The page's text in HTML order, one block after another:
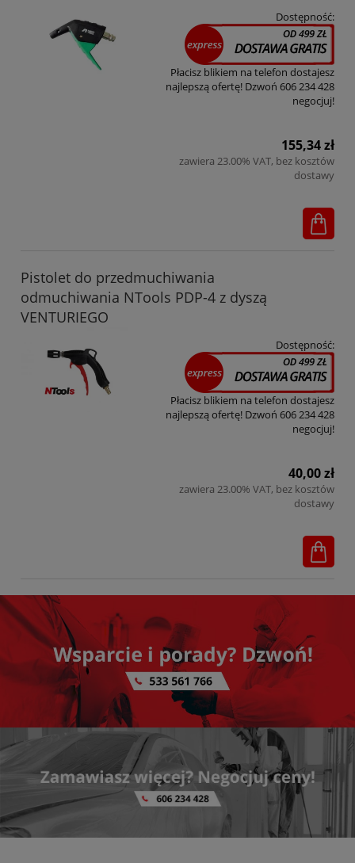
Dostępność:
Płacisz blikiem na telefon dostajesz
najlepszą ofertę! Dzwoń 606 234 428
negocjuj!
155,34 zł
zawiera 23.00% VAT, bez kosztów
dostawy
Pistolet do przedmuchiwania
odmuchiwania NTools PDP-4 z dyszą
VENTURIEGO
Dostępność:
Płacisz blikiem na telefon dostajesz
najlepszą ofertę! Dzwoń 606 234 428
negocjuj!
40,00 zł
zawiera 23.00% VAT, bez kosztów
dostawy